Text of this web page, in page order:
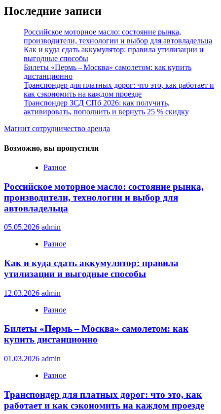
Последние записи
Российское моторное масло: состояние рынка,
производители, технологии и выбор для автовладельца
Как и куда сдать аккумулятор: правила утилизации и
выгодные способы
Билеты «Пермь – Москва» самолетом: как купить
дистанционно
Транспондер для платных дорог: что это, как работает и
как сэкономить на каждом проезде
Транспондер ЗСД СПб 2026: как получить,
активировать, пополнить и вернуть 25 % скидку
Магнит сотрудничество аренда
Возможно, вы пропустили
Разное
Российское моторное масло: состояние рынка,
производители, технологии и выбор для
автовладельца
05.05.2026 admin
Разное
Как и куда сдать аккумулятор: правила
утилизации и выгодные способы
12.03.2026 admin
Разное
Билеты «Пермь – Москва» самолетом: как
купить дистанционно
01.03.2026 admin
Разное
Транспондер для платных дорог: что это, как
работает и как сэкономить на каждом проезде